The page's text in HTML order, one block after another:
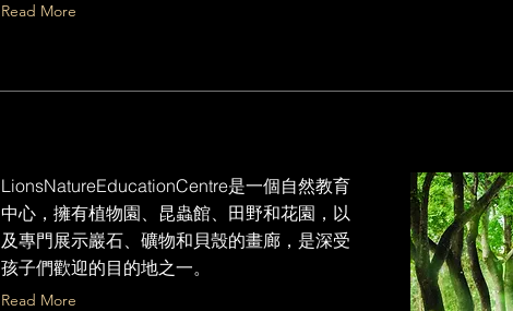
Read More
LionsNatureEducationCentre是一個自然教育
中心，擁有植物園、昆蟲館、田野和花園，以
及專門展示巖石、礦物和貝殼的畫廊，是深受
孩子們歡迎的目的地之一。
Read More